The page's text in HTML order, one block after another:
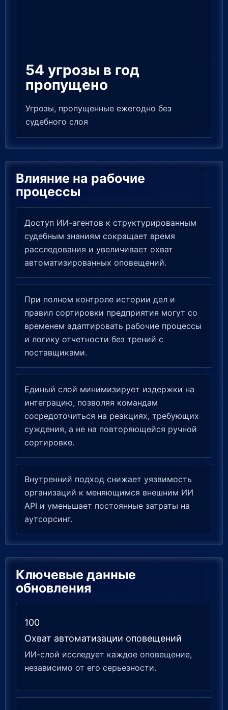
54 угрозы в год
пропущено
Угрозы, пропущенные ежегодно без
судебного слоя
Влияние на рабочие
процессы
Доступ ИИ-агентов к структурированным
судебным знаниям сокращает время
расследования и увеличивает охват
автоматизированных оповещений.
При полном контроле истории дел и
правил сортировки предприятия могут со
временем адаптировать рабочие процессы
и логику отчетности без трений с
поставщиками.
Единый слой минимизирует издержки на
интеграцию, позволяя командам
сосредоточиться на реакциях, требующих
суждения, а не на повторяющейся ручной
сортировке.
Внутренний подход снижает уязвимость
организаций к меняющимся внешним ИИ
API и уменьшает постоянные затраты на
аутсорсинг.
Ключевые данные
обновления
100
Охват автоматизации оповещений
ИИ-слой исследует каждое оповещение,
независимо от его серьезности.